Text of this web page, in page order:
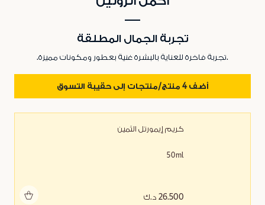
كريم إيمورتل الثمين
50ml
26.500 د.ك
تجربة الجمال المطلقة
.تجربة فاخرة للعناية بالبشرة غنية بعطور ومكونات مميزة.
أضف 4 منتج/منتجات إلى حقيبة التسوق